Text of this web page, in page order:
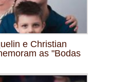
e Christian
as "Bodas